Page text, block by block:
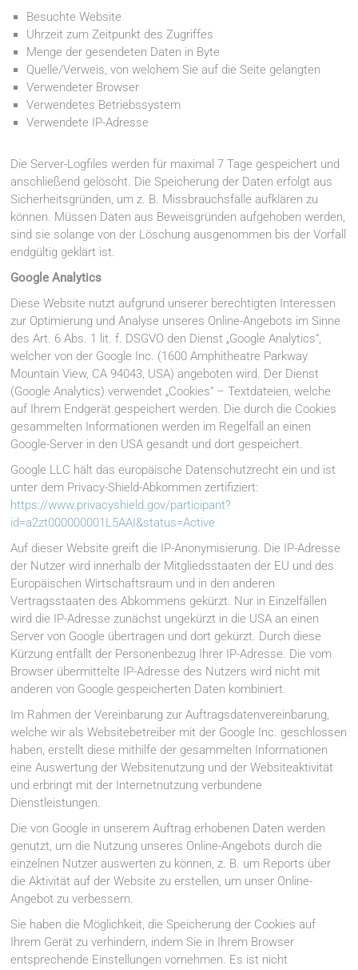
Besuchte Website
Uhrzeit zum Zeitpunkt des Zugriffes
Menge der gesendeten Daten in Byte
Quelle/Verweis, von welchem Sie auf die Seite gelangten
Verwendeter Browser
Verwendetes Betriebssystem
Verwendete IP-Adresse
Die Server-Logfiles werden für maximal 7 Tage gespeichert und
anschließend gelöscht. Die Speicherung der Daten erfolgt aus
Sicherheitsgründen, um z. B. Missbrauchsfälle aufklären zu
können. Müssen Daten aus Beweisgründen aufgehoben werden,
sind sie solange von der Löschung ausgenommen bis der Vorfall
endgültig geklärt ist.
Google Analytics
Diese Website nutzt aufgrund unserer berechtigten Interessen
zur Optimierung und Analyse unseres Online-Angebots im Sinne
des Art. 6 Abs. 1 lit. f. DSGVO den Dienst „Google Analytics“,
welcher von der Google Inc. (1600 Amphitheatre Parkway
Mountain View, CA 94043, USA) angeboten wird. Der Dienst
(Google Analytics) verwendet „Cookies“ – Textdateien, welche
auf Ihrem Endgerät gespeichert werden. Die durch die Cookies
gesammelten Informationen werden im Regelfall an einen
Google-Server in den USA gesandt und dort gespeichert.
Google LLC hält das europäische Datenschutzrecht ein und ist
unter dem Privacy-Shield-Abkommen zertifiziert:
https://www.privacyshield.gov/participant?
id=a2zt000000001L5AAI&status=Active
Auf dieser Website greift die IP-Anonymisierung. Die IP-Adresse
der Nutzer wird innerhalb der Mitgliedsstaaten der EU und des
Europäischen Wirtschaftsraum und in den anderen
Vertragsstaaten des Abkommens gekürzt. Nur in Einzelfällen
wird die IP-Adresse zunächst ungekürzt in die USA an einen
Server von Google übertragen und dort gekürzt. Durch diese
Kürzung entfällt der Personenbezug Ihrer IP-Adresse. Die vom
Browser übermittelte IP-Adresse des Nutzers wird nicht mit
anderen von Google gespeicherten Daten kombiniert.
Im Rahmen der Vereinbarung zur Auftragsdatenvereinbarung,
welche wir als Websitebetreiber mit der Google Inc. geschlossen
haben, erstellt diese mithilfe der gesammelten Informationen
eine Auswertung der Websitenutzung und der Websiteaktivität
und erbringt mit der Internetnutzung verbundene
Dienstleistungen.
Die von Google in unserem Auftrag erhobenen Daten werden
genutzt, um die Nutzung unseres Online-Angebots durch die
einzelnen Nutzer auswerten zu können, z. B. um Reports über
die Aktivität auf der Website zu erstellen, um unser Online-
Angebot zu verbessern.
Sie haben die Möglichkeit, die Speicherung der Cookies auf
Ihrem Gerät zu verhindern, indem Sie in Ihrem Browser
entsprechende Einstellungen vornehmen. Es ist nicht